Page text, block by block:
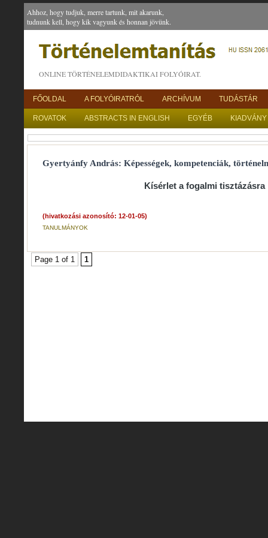
Ahhoz, hogy tudjuk, merre tartunk, mit akarunk,
tudnunk kell, hogy kik vagyunk és honnan jövünk.
ONLINE TÖRTÉNELEMDIDAKTIKAI FOLYÓIRAT.
FŐOLDAL A FOLYÓIRATRÓL ARCHÍVUM TUDÁSTÁR
ROVATOK ABSTRACTS IN ENGLISH EGYÉB
Gyertyánfy András: Képességek, kompetenciák,
Kísérlet a fogalmi tisztázásra
(hivatkozási azonosító: 12-01-05)
TANULMÁNYOK
Page 1 of 1 1